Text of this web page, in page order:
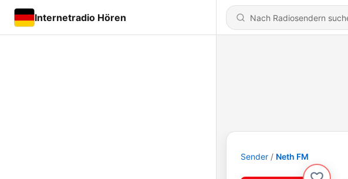
Internetradio Hören
Sender Neth FM